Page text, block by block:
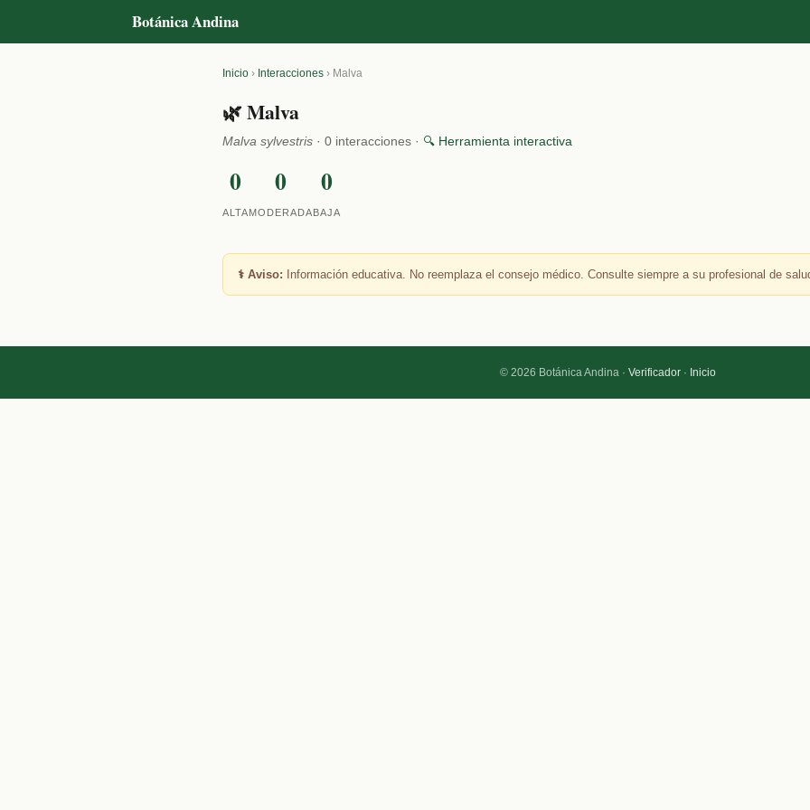
Botánica Andina
Inicio › Interacciones › Malva
🌿 Malva
Malva sylvestris · 0 interacciones · 🔍 Herramienta interactiva
0
ALTA
0
MODERADA
0
BAJA
⚕️ Aviso: Información educativa. No reemplaza el consejo médico. Consulte siempre a su profesional de
© 2026 Botánica Andina · Verificador· Inicio